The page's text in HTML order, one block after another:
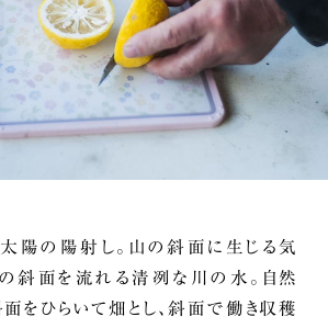
陽の陽射し。山の斜面に生じる気
斜面を流れる清冽な川の水。自然
をひらいて畑とし、斜面で働き収穫